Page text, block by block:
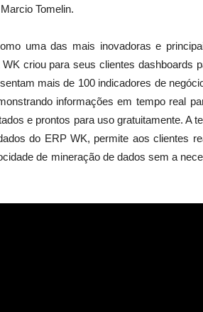
Tomelin.
uma das mais inovadoras e
criou para seus clientes dashboards
mais de 100 indicadores de
informações em tempo real
e prontos para uso gratuitamente. A
do ERP WK, permite aos clientes
de mineração de dados sem a